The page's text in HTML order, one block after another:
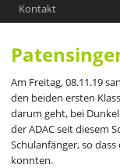
Kontakt
Am Freitag, 08.11.19
den beiden ersten
darum geht, bei
der ADAC seit diesem
Schulanfänger, so
konnten.